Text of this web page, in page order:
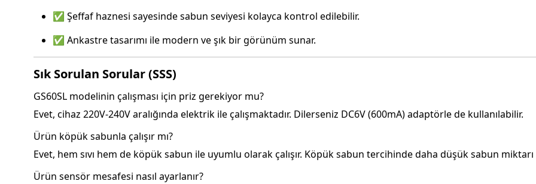
✅ Şeffaf haznesi sayesinde sabun seviyesi kolayca kontrol edilebilir.
✅ Ankastre tasarımı ile modern ve şık bir görünüm sunar.
Sık Sorulan Sorular (SSS)
GS60SL modelinin çalışması için priz gerekiyor mu?
Evet, cihaz 220V-240V aralığında elektrik ile çalışmaktadır. Dilerseniz DC6V (600mA) adaptörle de kullanılabilir.
Ürün köpük sabunla çalışır mı?
Evet, hem sıvı hem de köpük sabun ile uyumlu olarak çalışır. Köpük sabun tercihinde daha düşük sabun
Ürün sensör mesafesi nasıl ayarlanır?